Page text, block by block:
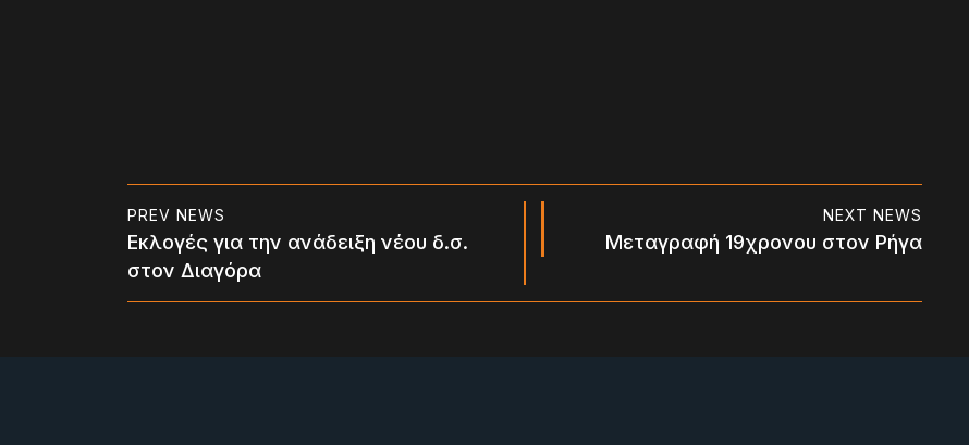
PREV NEWS
Εκλογές για την ανάδειξη νέου δ.σ.
στον Διαγόρα
NEXT NEWS
Μεταγραφή 19χρονου στον Ρήγα